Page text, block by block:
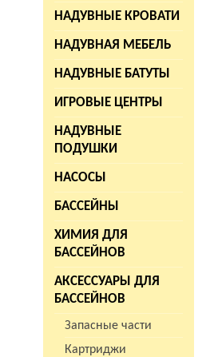
НАДУВНЫЕ КРОВАТИ
НАДУВНАЯ МЕБЕЛЬ
НАДУВНЫЕ БАТУТЫ
ИГРОВЫЕ ЦЕНТРЫ
НАДУВНЫЕ
ПОДУШКИ
НАСОСЫ
БАССЕЙНЫ
ХИМИЯ ДЛЯ
БАССЕЙНОВ
АКСЕССУАРЫ ДЛЯ
БАССЕЙНОВ
Запасные части
Картриджи